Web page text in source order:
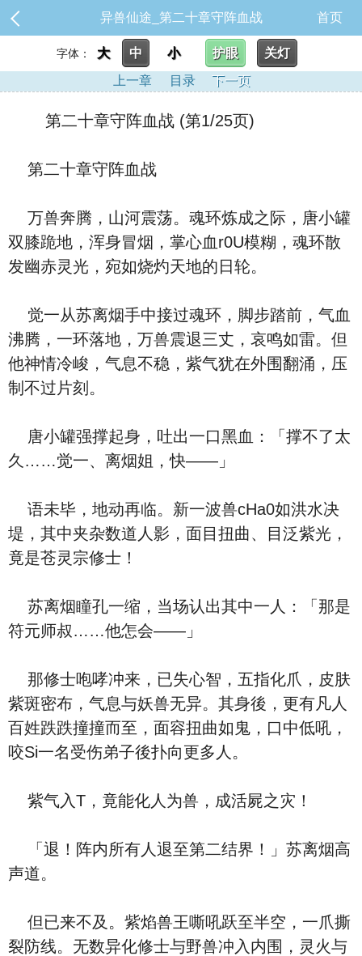
异兽仙途_第二十章守阵血战 首页
字体： 大 中 小 护眼
关灯
上一章
目录 下一页
第二十章守阵血战 (第1/25页)
第二十章守阵血战
万兽奔腾，山河震荡。魂环炼成之际，唐小罐
双膝跪地，浑身冒烟，掌心血r0U模糊，魂环散
发幽赤灵光，宛如烧灼天地的日轮。
觉一从苏离烟手中接过魂环，脚步踏前，气血
沸腾，一环落地，万兽震退三丈，哀鸣如雷。但
他神情冷峻，气息不稳，紫气犹在外围翻涌，压
制不过片刻。
唐小罐强撑起身，吐出一口黑血：「撑不了太
久……觉一、离烟姐，快——」
语未毕，地动再临。新一波兽cHa0如洪水决
堤，其中夹杂数道人影，面目扭曲、目泛紫光，
竟是苍灵宗修士！
苏离烟瞳孔一缩，当场认出其中一人：「那是
符元师叔……他怎会——」
那修士咆哮冲来，已失心智，五指化爪，皮肤
紫斑密布，气息与妖兽无异。其身後，更有凡人
百姓跌跌撞撞而至，面容扭曲如鬼，口中低吼，
咬Si一名受伤弟子後扑向更多人。
紫气入T，竟能化人为兽，成活屍之灾！
「退！阵内所有人退至第二结界！」苏离烟高
声道。
但已来不及。紫焰兽王嘶吼跃至半空，一爪撕
裂防线。无数异化修士与野兽冲入内围，灵火与